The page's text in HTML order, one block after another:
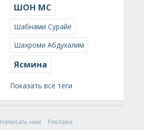
ШОН МС
Шабнами Сурайё
Шахроми Абдухалим
Ясмина
Показать все теги
Написать нам
Реклама